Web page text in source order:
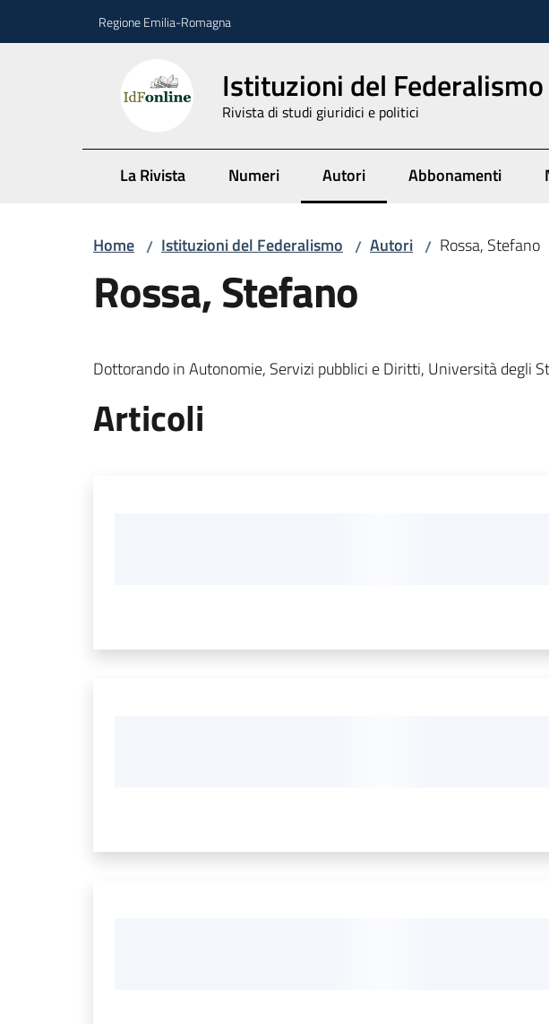
Regione Emilia-Romagna
Istituzioni del Federalismo
Rivista di studi giuridici e politici
La Rivista Numeri Autori
Menu selezionatoAbbonamenti
Home / Istituzioni del Federalismo / Autori / Rossa, Stefano
Rossa, Stefano
Dottorando in Autonomie, Servizi pubblici e Diritti, Università degli
Articoli